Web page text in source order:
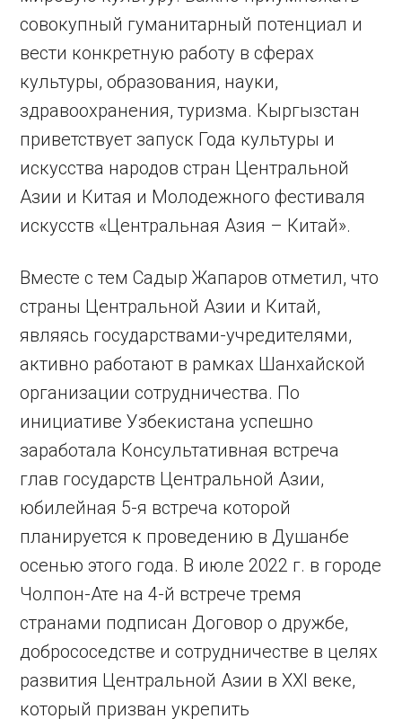
совокупный гуманитарный потенциал и
вести конкретную работу в сферах
культуры, образования, науки,
здравоохранения, туризма. Кыргызстан
приветствует запуск Года культуры и
искусства народов стран Центральной
Азии и Китая и Молодежного фестиваля
искусств «Центральная Азия – Китай».
Вместе с тем Садыр Жапаров отметил, что
страны Центральной Азии и Китай,
являясь государствами-учредителями,
активно работают в рамках Шанхайской
организации сотрудничества. По
инициативе Узбекистана успешно
заработала Консультативная встреча
глав государств Центральной Азии,
юбилейная 5-я встреча которой
планируется к проведению в Душанбе
осенью этого года. В июле 2022 г. в городе
Чолпон-Ате на 4-й встрече тремя
странами подписан Договор о дружбе,
добрососедстве и сотрудничестве в целях
развития Центральной Азии в XXI веке,
который призван укрепить